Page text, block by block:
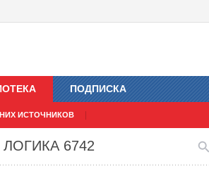
ИСТОЧНИКОВ
ПОДПИСКА
ЛОГИКА 6742